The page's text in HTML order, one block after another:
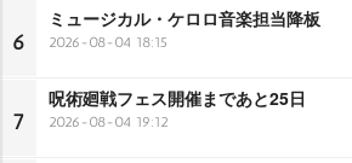
6
ミュージカル・ケロロ音楽担当降板
2026-08-04 18:15
7
呪術廻戦フェス開催まであと25日
2026-08-04 19:12